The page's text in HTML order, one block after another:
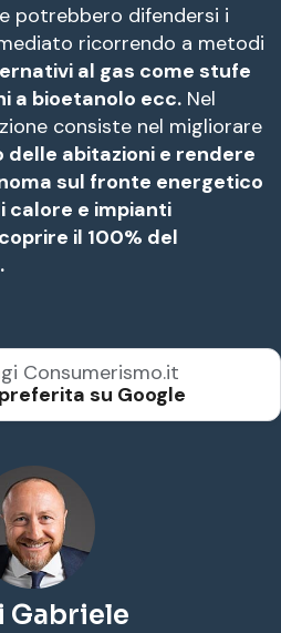
potrebbero difendersi i
ricorrendo a metodi
al gas come stufe
a bioetanolo ecc. Nel
consiste nel migliorare
delle abitazioni e rendere
sul fronte energetico
calore e impianti
il 100% del
Consumerismo.it
su Google
Gabriele